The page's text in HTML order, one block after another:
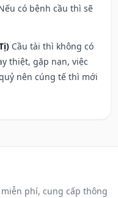
có bệnh cầu thì sẽ
Cầu tài thì không có
thiệt, gặp nạn, việc
nên cúng tế thì mới
phí, cung cấp thông